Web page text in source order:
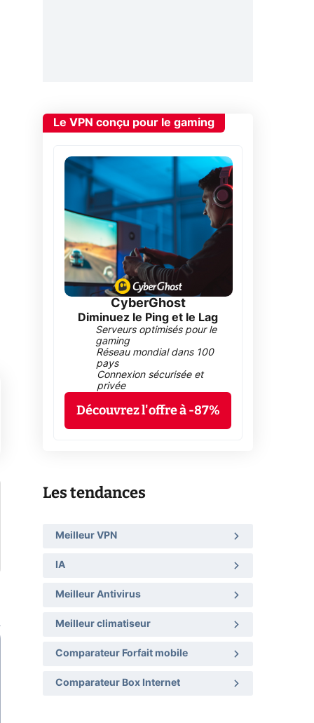
Le VPN conçu pour le gaming
CyberGhost
Diminuez le Ping et le Lag
Serveurs optimisés pour le
gaming
Réseau mondial dans 100
pays
Connexion sécurisée et
privée
Découvrez l'offre à -87%
Les tendances
Meilleur VPN
IA
Meilleur Antivirus
Meilleur climatiseur
Comparateur Forfait mobile
Comparateur Box Internet